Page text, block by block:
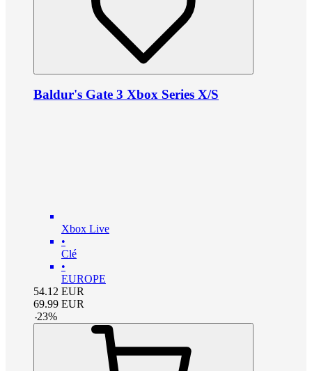
Baldur's Gate 3 Xbox Series X/S
Xbox Live
•
Clé
•
EUROPE
54.12 EUR
69.99 EUR
-23%